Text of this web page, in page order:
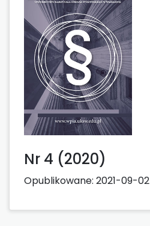
Nr 4 (2020)
Opublikowane: 2021-09-02